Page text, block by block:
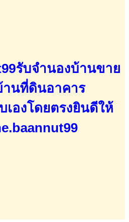
รับจำนองบ้านขาย
นที่ดินอาคาร
องโดยตรงยินดีให้